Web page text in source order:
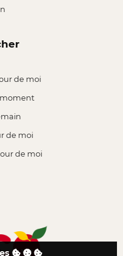
de moi
moment
de moi
de moi